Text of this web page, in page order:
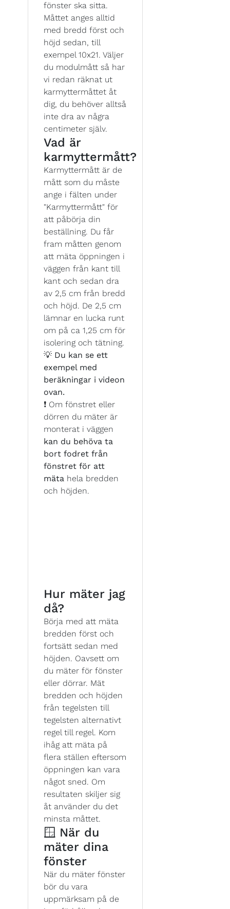
fönster ska sitta.
Måttet anges alltid
med bredd först och
höjd sedan, till
exempel 10x21. Väljer
du modulmått så har
vi redan räknat ut
karmyttermåttet åt
dig, du behöver alltså
inte dra av några
centimeter själv.
Vad är
karmyttermått?
Karmyttermått är de
mått som du måste
ange i fälten under
"Karmyttermått" för
att påbörja din
beställning. Du får
fram måtten genom
att mäta öppningen i
väggen från kant till
kant och sedan dra
av 2,5 cm från bredd
och höjd. De 2,5 cm
lämnar en lucka runt
om på ca 1,25 cm för
isolering och tätning.
💡 Du kan se ett
exempel med
beräkningar i videon
ovan.
❗ Om fönstret eller
dörren du mäter är
monterat i väggen
kan du behöva ta
bort fodret från
fönstret för att
mäta hela bredden
och höjden.
Hur mäter jag
då?
Börja med att mäta
bredden först och
fortsätt sedan med
höjden. Oavsett om
du mäter för fönster
eller dörrar. Mät
bredden och höjden
från tegelsten till
tegelsten alternativt
regel till regel. Kom
ihåg att mäta på
flera ställen eftersom
öppningen kan vara
något sned. Om
resultaten skiljer sig
åt använder du det
minsta måttet.
🪟 När du
mäter dina
fönster
När du mäter fönster
bör du vara
uppmärksam på de